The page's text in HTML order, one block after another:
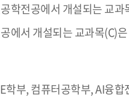
학전공에서 개설되는 교
에서 개설되는 교과목(C)
학부, 컴퓨터공학부, AI융